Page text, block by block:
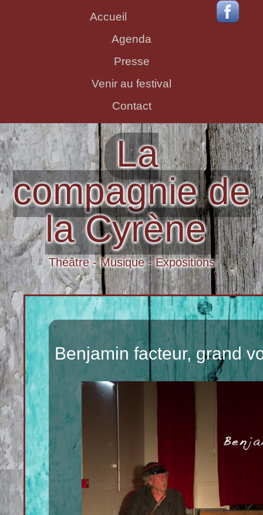
Accueil
Agenda
Presse
Venir au festival
Contact
La
compagnie de
la Cyrène
Théâtre - Musique - Expositions
Benjamin facteur, grand